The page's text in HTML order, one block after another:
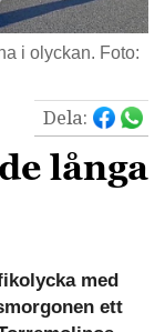
i olyckan. Foto:
Dela:
långa
med
ett